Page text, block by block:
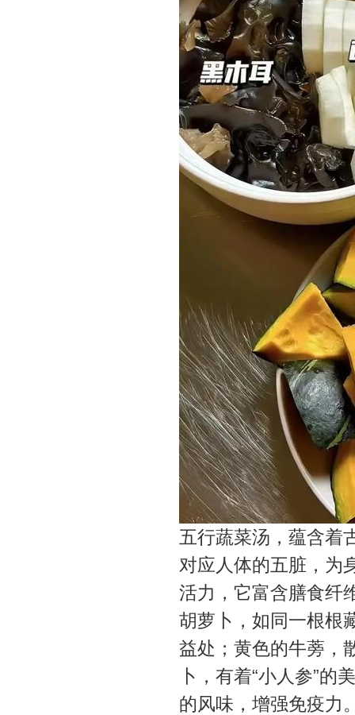
五行蔬菜汤，蕴含着
对应人体的五脏，为
活力，它富含膳食纤
胡萝卜，如同一根根
益处；黄色的牛蒡，
卜，有着“小人参”
的风味，增强免疫力